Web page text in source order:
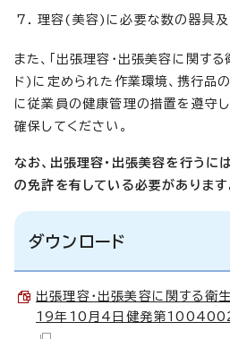
理容(美容)に必要な数の器具及
また、「出張理容・出張美容に関す
ド)に定められた作業環境、携行品
に従業員の健康管理の措置を遵守
確保してください。
なお、出張理容・出張美容を行うに
の免許を有している必要があります
ダウンロード
出張理容・出張美容に関する衛
19年10月4日健発第